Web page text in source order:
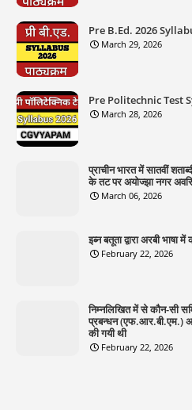
Pre B.Ed. 2026
March 29, 2026
Pre Politechnic Test
March 28, 2026
प्राचीन भारत में सातवीं
के तट पर अयोज्झा नगर
March 06, 2026
इब्न बतूता द्वारा अरबी भाषा
February 22, 2026
निम्नलिखित में से कौन-सी
प्रबन्धन (एफ.आर.बी.एम.)
की गयी थी
February 22, 2026